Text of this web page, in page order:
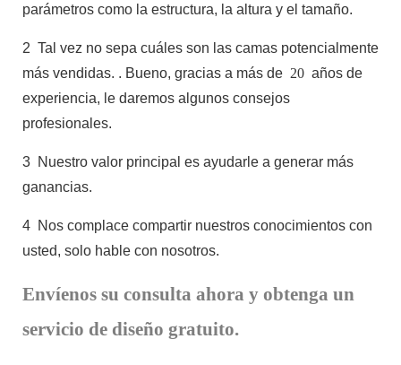
parámetros como la estructura, la altura y el tamaño.
2 Tal vez no sepa cuáles son las camas potencialmente
más vendidas. . Bueno, gracias a más de 20 años de
experiencia, le daremos algunos consejos
profesionales.
3 Nuestro valor principal es ayudarle a generar más
ganancias.
4 Nos complace compartir nuestros conocimientos con
usted, solo hable con nosotros.
Envíenos su consulta ahora y obtenga un
servicio de diseño gratuito.